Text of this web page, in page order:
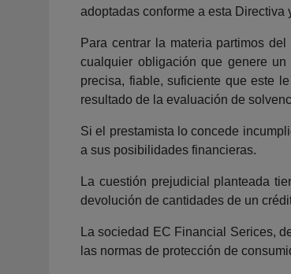
adoptadas conforme a esta
Para centrar la materia partimos
cualquier obligación que genere
precisa, fiable, suficiente que este
resultado de la evaluación de
Si el prestamista lo concede
a sus posibilidades financieras.
La cuestión prejudicial planteada
devolución de cantidades de un
La sociedad EC Financial Serices,
las normas de protección de